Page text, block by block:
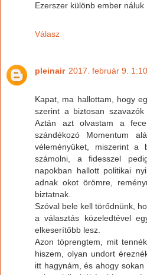
Ezerszer különb ember náluk
Válasz
pleinair 2017. február 9. 1:10
Kapat, ma hallottam, hogy
szerint a biztosan
Aztán azt olvastam a
szándékozó Momentum
véleményüket, miszerint a
számolni, a fidesszel
napokban hallott politikai
adnak okot örömre,
biztatnak.
Szóval bele kell törődnünk,
a választás közeledtével
elkeserítőbb lesz.
Azon töprengtem, mit
hiszem, olyan undort
itt hagynám, és ahogy